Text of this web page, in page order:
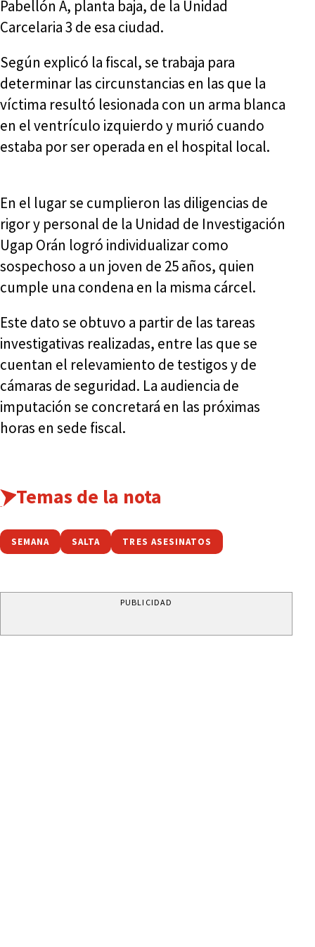
Pabellón A, planta baja, de la Unidad
Carcelaria 3 de esa ciudad.
Según explicó la fiscal, se trabaja para
determinar las circunstancias en las que la
víctima resultó lesionada con un arma blanca
en el ventrículo izquierdo y murió cuando
estaba por ser operada en el hospital local.
En el lugar se cumplieron las diligencias de
rigor y personal de la Unidad de Investigación
Ugap Orán logró individualizar como
sospechoso a un joven de 25 años, quien
cumple una condena en la misma cárcel.
Este dato se obtuvo a partir de las tareas
investigativas realizadas, entre las que se
cuentan el relevamiento de testigos y de
cámaras de seguridad. La audiencia de
imputación se concretará en las próximas
horas en sede fiscal.
Temas de la nota
SEMANA SALTA TRES ASESINATOS
PUBLICIDAD